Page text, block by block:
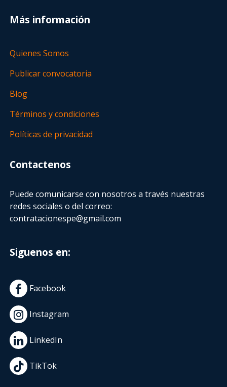
Más información
Quienes Somos
Publicar convocatoria
Blog
Términos y condiciones
Políticas de privacidad
Contactenos
Puede comunicarse con nosotros a través nuestras
redes sociales o del correo:
contratacionespe@gmail.com
Siguenos en:
Facebook
Instagram
LinkedIn
TikTok